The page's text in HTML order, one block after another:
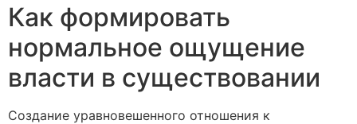
Как формировать
нормальное ощущение
власти в существовании
Создание уравновешенного отношения к